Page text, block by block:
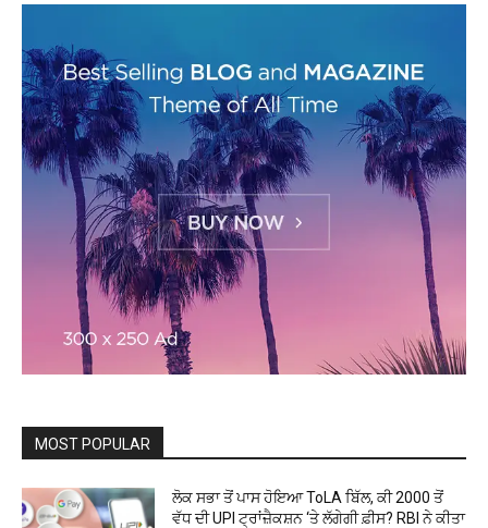
MOST POPULAR
ਲੋਕ ਸਭਾ ਤੋਂ ਪਾਸ ਹੋਇਆ ToLA ਬਿੱਲ, ਕੀ ₹2000 ਤੋਂ
ਵੱਧ ਦੀ UPI ਟ੍ਰਾਂਜ਼ੈਕਸ਼ਨ ‘ਤੇ ਲੱਗੇਗੀ ਫ਼ੀਸ? RBI ਨੇ ਕੀਤਾ